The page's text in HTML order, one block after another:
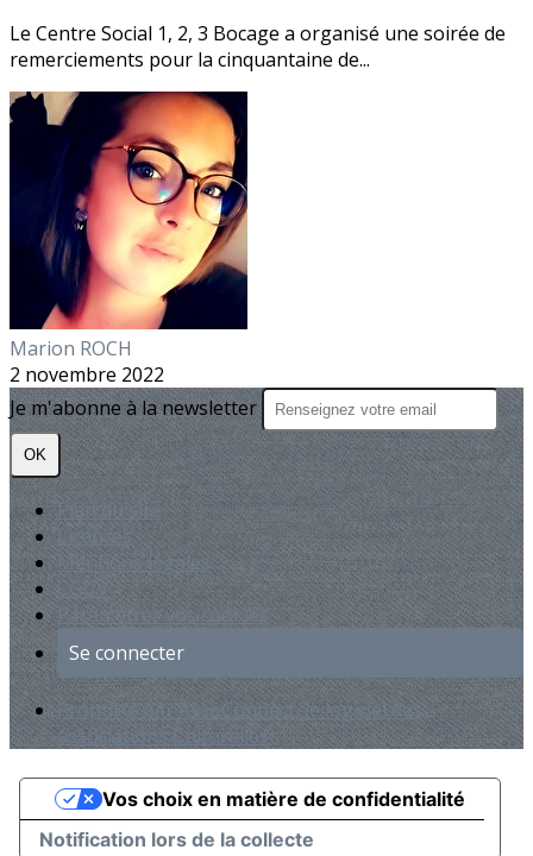
Le Centre Social 1, 2, 3 Bocage a organisé une soirée de
remerciements pour la cinquantaine de...
Marion ROCH
2 novembre 2022
Je m'abonne à la newsletter
OK
Plan du site
Licences
Mentions légales
CGUV
Paramétrer vos cookies
Se connecter
Propulsé par AssoConnect, le logiciel des
associations Culturelles
Notification lors de la collecte
Vos choix en matière de confidentialité